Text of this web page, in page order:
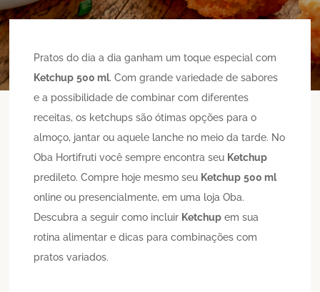
Pratos do dia a dia ganham um toque especial com
Ketchup 500 ml. Com grande variedade de sabores
e a possibilidade de combinar com diferentes
receitas, os ketchups são ótimas opções para o
almoço, jantar ou aquele lanche no meio da tarde. No
Oba Hortifruti você sempre encontra seu Ketchup
predileto. Compre hoje mesmo seu Ketchup 500 ml
online ou presencialmente, em uma loja Oba.
Descubra a seguir como incluir Ketchup em sua
rotina alimentar e dicas para combinações com
pratos variados.